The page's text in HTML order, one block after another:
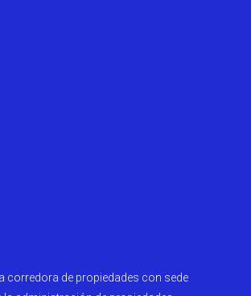
corredora de propiedades con sede